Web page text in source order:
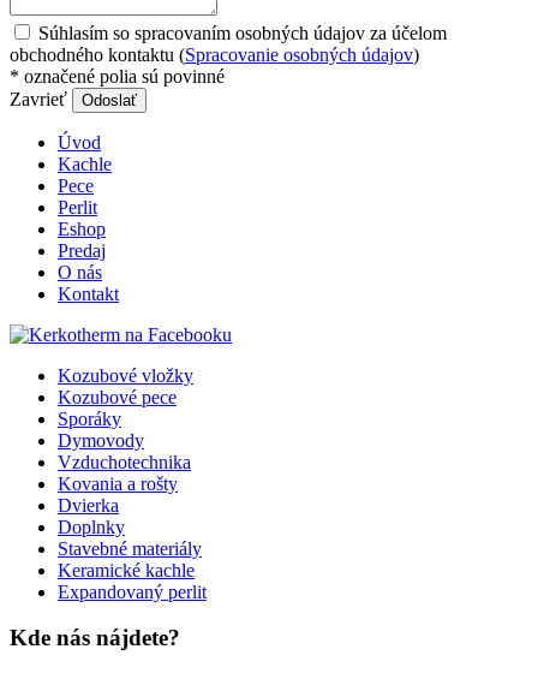
Súhlasím so spracovaním osobných údajov za účelom
obchodného kontaktu (Spracovanie osobných údajov)
* označené polia sú povinné
Zavrieť
Odoslať
Úvod
Kachle
Pece
Perlit
Eshop
Predaj
O nás
Kontakt
Kozubové vložky
Kozubové pece
Sporáky
Dymovody
Vzduchotechnika
Kovania a rošty
Dvierka
Doplnky
Stavebné materiály
Keramické kachle
Expandovaný perlit
Kde nás nájdete?